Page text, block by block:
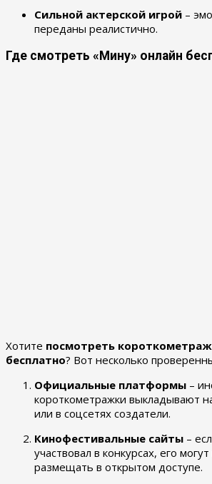
Сильной актерской игрой –
переданы реалистично.
Где смотреть «Мину» онлайн
Хотите посмотреть
бесплатно? Вот несколько
Официальные платформы –
короткометражки выкладывают
или в соцсетях создатели.
Кинофестивальные сайты –
участвовал в конкурсах, его
размещать в открытом доступе.